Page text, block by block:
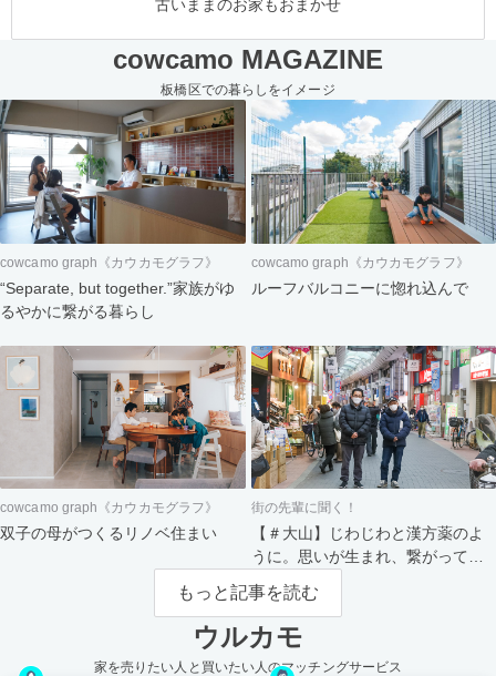
古いままのお家もおまかせ
cowcamo MAGAZINE
板橋区での暮らしをイメージ
cowcamo graph《カウカモグラフ》
“Separate, but together.”家族がゆ
るやかに繋がる暮らし
cowcamo graph《カウカモグラフ》
ルーフバルコニーに惚れ込んで
cowcamo graph《カウカモグラフ》
双子の母がつくるリノベ住まい
街の先輩に聞く！
【＃大山】じわじわと漢方薬のよ
うに。思いが生まれ、繋がってい
く街。
もっと記事を読む
ウルカモ
家を売りたい人と買いたい人のマッチングサービス